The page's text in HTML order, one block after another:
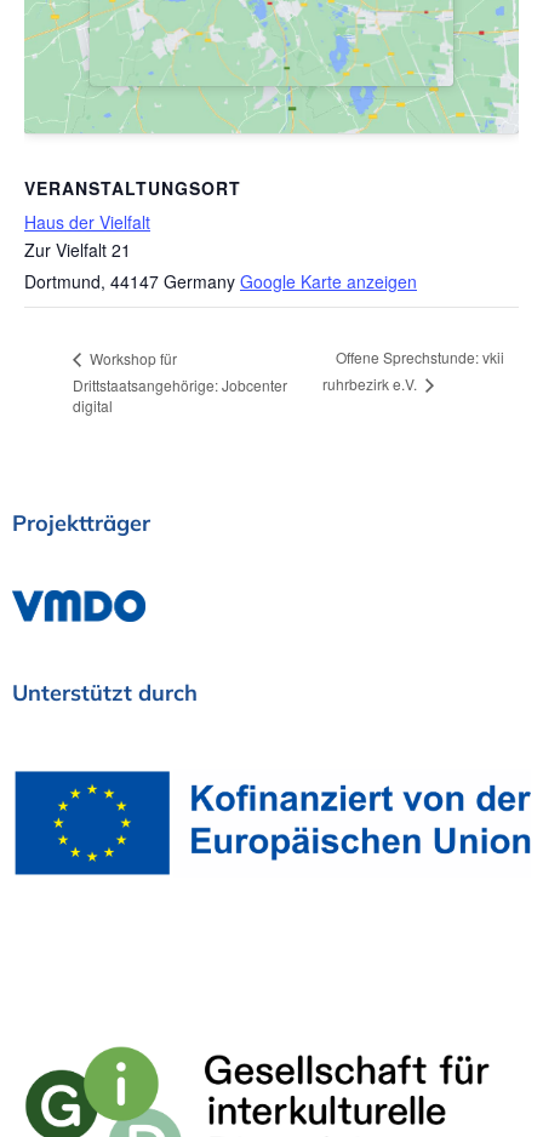
VERANSTALTUNGSORT
Haus der Vielfalt
Zur Vielfalt 21
Dortmund, 44147 Germany Google Karte anzeigen
Workshop für
Drittstaatsangehörige: Jobcenter
digital
Offene Sprechstunde: vkii
ruhrbezirk e.V.
Projektträger
Unterstützt durch